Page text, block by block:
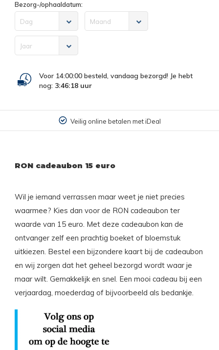
Bezorg-/ophaaldatum:
Dag Maand
Jaar
Voor 14:00:00 besteld, vandaag bezorgd! Je hebt
nog: 3:46:18 uur
Veilig online betalen met iDeal
RON cadeaubon 15 euro
Wil je iemand verrassen maar weet je niet precies
waarmee? Kies dan voor de RON cadeaubon ter
waarde van 15 euro. Met deze cadeaubon kan de
ontvanger zelf een prachtig boeket of bloemstuk
uitkiezen. Bestel een bijzondere kaart bij de cadeaubon
en wij zorgen dat het geheel bezorgd wordt waar je
maar wilt. Gemakkelijk en snel. Een mooi cadeau bij een
verjaardag, moederdag of bijvoorbeeld als bedankje.